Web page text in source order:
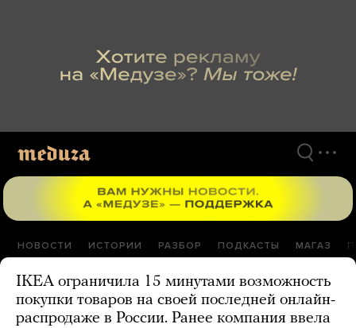
НОВОСТИ ИСТОРИИ РАЗБОР ПОДКАСТЫ МАГАЗ
IKEA ограничила 15 минутами возможность
покупки товаров на своей последней онлайн-
распродаже в России. Ранее компания ввела